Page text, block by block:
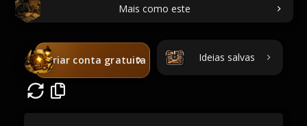
Mais como este
Criar conta gratuita Ideias salvas